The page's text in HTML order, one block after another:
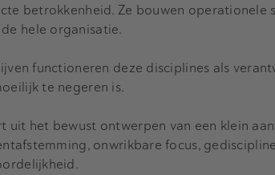
betrokkenheid. Ze bouwen operationele
hele organisatie.
functioneren deze disciplines als
te negeren is.
uit het bewust ontwerpen van een klein
onwrikbare focus,